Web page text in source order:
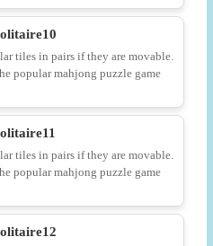
tiles in pairs if they are movable.
popular mahjong puzzle game
tiles in pairs if they are movable.
popular mahjong puzzle game